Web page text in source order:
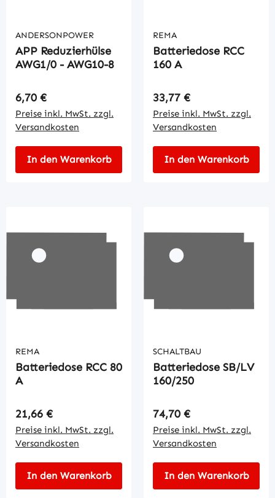
ANDERSONPOWER
APP Reduzierhülse
AWG1/0 - AWG10-8
Regulärer Preis:
6,70 €
Preise inkl. MwSt. zzgl.
Versandkosten
In den Warenkorb
REMA
Batteriedose RCC
160 A
Regulärer Preis:
33,77 €
Preise inkl. MwSt. zzgl.
Versandkosten
In den Warenkorb
REMA
Batteriedose RCC 80
A
Regulärer Preis:
21,66 €
Preise inkl. MwSt. zzgl.
Versandkosten
In den Warenkorb
SCHALTBAU
Batteriedose SB/LV
160/250
Regulärer Preis:
74,70 €
Preise inkl. MwSt. zzgl.
Versandkosten
In den Warenkorb